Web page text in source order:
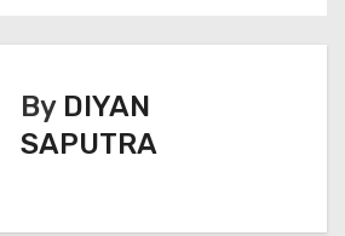
By DIYAN
SAPUTRA